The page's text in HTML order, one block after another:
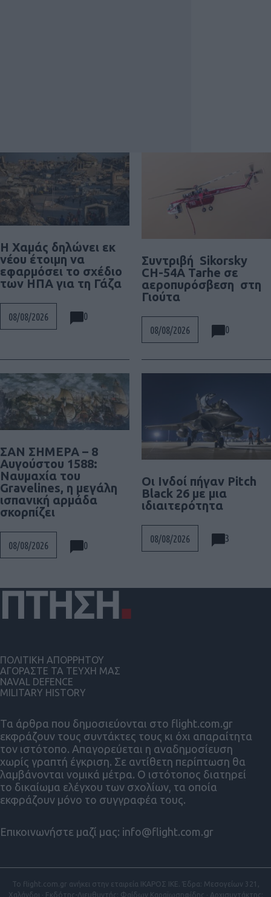
Η Χαμάς δηλώνει εκ
νέου έτοιμη να
εφαρμόσει το σχέδιο
των ΗΠΑ για τη Γάζα
08/08/2026 0
Συντριβή Sikorsky
CH-54A Tarhe σε
αεροπυρόσβεση στη
Γιούτα
08/08/2026 0
ΣΑΝ ΣΗΜΕΡΑ – 8
Αυγούστου 1588:
Ναυμαχία του
Gravelines, η μεγάλη
ισπανική αρμάδα
σκορπίζει
08/08/2026 0
Οι Ινδοί πήγαν Pitch
Black 26 με μια
ιδιαιτερότητα
08/08/2026 3
Τα άρθρα που δημοσιεύονται στο flight.com.gr
εκφράζουν τους συντάκτες τους κι όχι απαραίτητα
τον ιστότοπο. Απαγορεύεται η αναδημοσίευση
χωρίς γραπτή έγκριση. Σε αντίθετη περίπτωση θα
λαμβάνονται νομικά μέτρα. Ο ιστότοπος διατηρεί
το δικαίωμα ελέγχου των σχολίων, τα οποία
εκφράζουν μόνο το συγγραφέα τους.
Επικοινωνήστε μαζί μας: info@flight.com.gr
ΠΟΛΙΤΙΚΗ ΑΠΟΡΡΗΤΟΥ
ΑΓΟΡΑΣΤΕ ΤΑ ΤΕΥΧΗ ΜΑΣ
NAVAL DEFENCE
MILITARY HISTORY
Το flight.com.gr ανήκει στην εταιρεία ΙΚΑΡΟΣ ΙΚΕ. Έδρα: Μεσογείων 321,
Χαλάνδρι · Εκδότης-Διευθυντής: Φαίδων Καραϊωσηφίδης · Αρχισυντάκτης: